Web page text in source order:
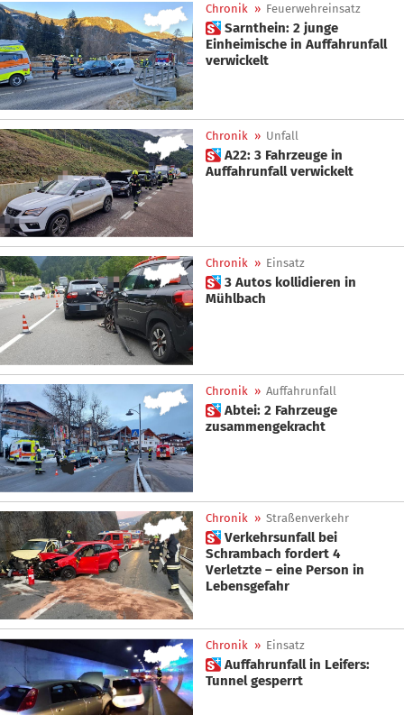
Chronik » Feuerwehreinsatz
 Sarnthein: 2 junge
Einheimische in Auffahrunfall
verwickelt
Chronik » Unfall
 A22: 3 Fahrzeuge in
Auffahrunfall verwickelt
Chronik » Einsatz
 3 Autos kollidieren in
Mühlbach
Chronik » Auffahrunfall
 Abtei: 2 Fahrzeuge
zusammengekracht
Chronik » Straßenverkehr
 Verkehrsunfall bei
Schrambach fordert 4
Verletzte – eine Person in
Lebensgefahr
Chronik » Einsatz
 Auffahrunfall in Leifers:
Tunnel gesperrt